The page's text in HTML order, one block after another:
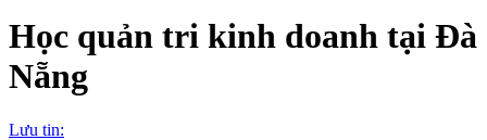
Học quản tri kinh doanh tại Đà
Nẵng
Lưu tin: